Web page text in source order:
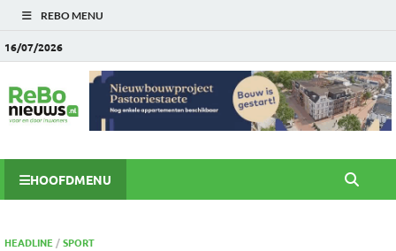
REBO MENU
16/07/2026
HOOFDMENU
HEADLINE/SPORT